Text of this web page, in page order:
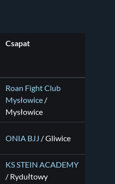
Csapat
Roan Fight Club
Mysłowice /
Mysłowice
ONIA BJJ / Gliwice
KS STEIN ACADEMY
/ Rydułtowy